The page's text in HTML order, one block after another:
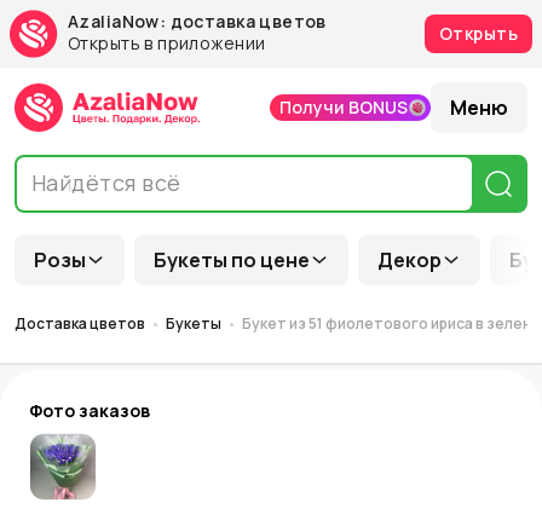
AzaliaNow: доставка цветов
Открыть в приложении
Открыть
Розы Букеты по цене Декор
Получи BONUS Меню
Доставка цветов Букеты Букет из 51 фиолетового ириса в
Фото заказов